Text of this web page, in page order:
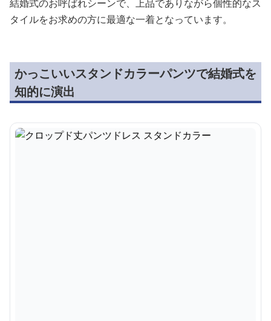
結婚式のお呼ばれシーンで、上品でありながら個性的なス
タイルをお求めの方に最適な一着となっています。
かっこいいスタンドカラーパンツで結婚式を
知的に演出